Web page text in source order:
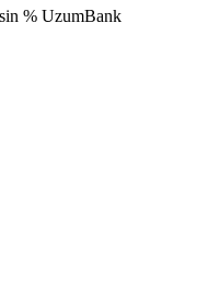
% UzumBank